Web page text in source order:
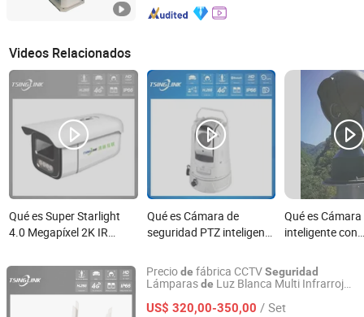
Videos Relacionados
Qué es Super Starlight
4.0 Megapíxel 2K IR
Facial Lpr Micrófono
WDR Cámara de
Seguridad Bullet CCTV
Qué es Cámara de
seguridad PTZ inteligente
automático controlado a
distancia para monitoreo
Qué es Cámara
inteligente con
visión
seguridad
Preciode fábrica CCTVSeguridad
Lámparasde Luz Blanca Multi Infrarrojo
cámaraIP
US$ 320,00-350,00 / Set
Anhui Tsinglink Information Technology Co., Ltd.